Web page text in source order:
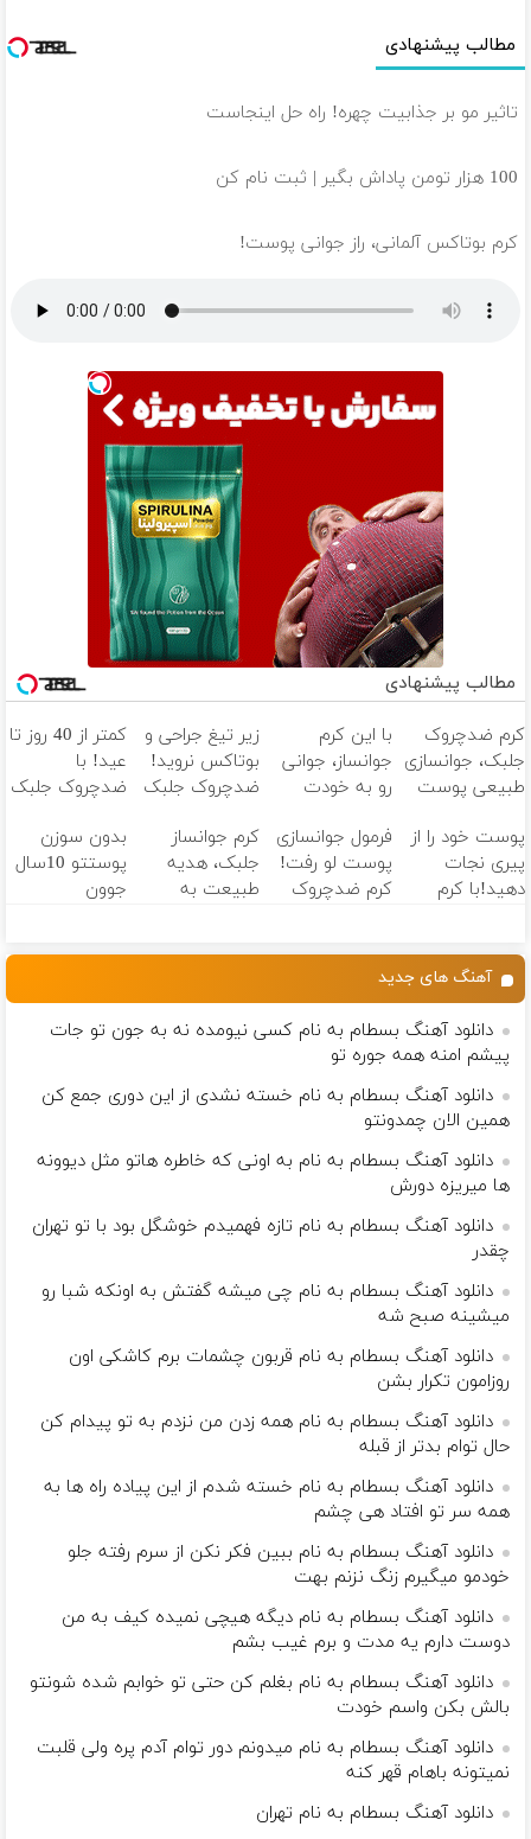
مطالب پیشنهادی
تاثیر مو بر جذابیت چهره! راه حل اینجاست
100 هزار تومن پاداش بگیر | ثبت نام کن
کرم بوتاکس آلمانی، راز جوانی پوست!
مطالب پیشنهادی
کرم ضدچروک
جلبک، جوانسازی
طبیعی پوست
با این کرم
جوانساز، جوانی
رو به خودت
تخفیف)
زیر تیغ جراحی و
بوتاکس نروید!
ضدچروک جلبک
کمتر از 40 روز تا
عید! با
ضدچروک جلبک
شو40%تخفیف
پوست خود را از
پیری نجات
دهید!با کرم
فرمول جوانسازی
پوست لو رفت!
کرم ضدچروک
کرم جوانساز
جلبک، هدیه
طبیعت به
بدون سوزن
پوستتو 10سال
جوون
آهنگ های جدید
دانلود آهنگ بسطام به نام کسی نیومده نه به جون تو جات
پیشم امنه همه جوره تو
دانلود آهنگ بسطام به نام خسته نشدی از این دوری جمع کن
همین الان چمدونتو
دانلود آهنگ بسطام به نام به اونی که خاطره هاتو مثل دیوونه
ها میریزه دورش
دانلود آهنگ بسطام به نام تازه فهمیدم خوشگل بود با تو تهران
چقدر
دانلود آهنگ بسطام به نام چی میشه گفتش به اونکه شبا رو
میشینه صبح شه
دانلود آهنگ بسطام به نام قربون چشمات برم کاشکی اون
روزامون تکرار بشن
دانلود آهنگ بسطام به نام همه زدن من نزدم به تو پیدام کن
حال توام بدتر از قبله
دانلود آهنگ بسطام به نام خسته شدم از این پیاده راه ها به
همه سر تو افتاد هی چشم
دانلود آهنگ بسطام به نام ببین فکر نکن از سرم رفته جلو
خودمو میگیرم زنگ نزنم بهت
دانلود آهنگ بسطام به نام دیگه هیچی نمیده کیف به من
دوست دارم یه مدت و برم غیب بشم
دانلود آهنگ بسطام به نام بغلم کن حتی تو خوابم شده شونتو
بالش بکن واسم خودت
دانلود آهنگ بسطام به نام میدونم دور توام آدم پره ولی قلبت
نمیتونه باهام قهر کنه
دانلود آهنگ بسطام به نام تهران